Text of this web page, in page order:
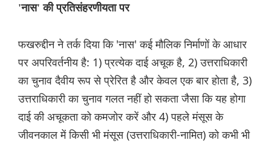
'नास' की प्रतिसंहरणीयता पर
फखरुद्दीन ने तर्क दिया कि 'नास' कई मौलिक निर्माणों के आधार
पर अपरिवर्तनीय है: 1) प्रत्येक दाई अचूक है, 2) उत्तराधिकारी
का चुनाव दैवीय रूप से प्रेरित है और केवल एक बार होता है, 3)
उत्तराधिकारी का चुनाव गलत नहीं हो सकता जैसा कि यह होगा
दाई की अचूकता को कमजोर करें और 4) पहले मंसूस के
जीवनकाल में किसी भी मंसूस (उत्तराधिकारी-नामित) को कभी भी